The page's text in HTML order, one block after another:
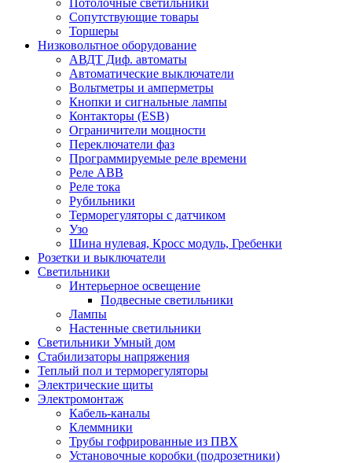
Потолочные светильники
Сопутствующие товары
Торшеры
Низковольтное оборудование
АВДT Диф. автоматы
Автоматические выключатели
Вольтметры и амперметры
Кнопки и сигнальные лампы
Контакторы (ESB)
Ограничители мощности
Переключатели фаз
Программируемые реле времени
Реле ABB
Реле тока
Рубильники
Терморегуляторы с датчиком
Узо
Шина нулевая, Кросс модуль, Гребенки
Розетки и выключатели
Светильники
Интерьерное освещение
Подвесные светильники
Лампы
Настенные светильники
Светильники Умный дом
Стабилизаторы напряжения
Теплый пол и терморегуляторы
Электрические щиты
Электромонтаж
Кабель-каналы
Клеммники
Трубы гофрированные из ПВХ
Установочные коробки (подрозетники)